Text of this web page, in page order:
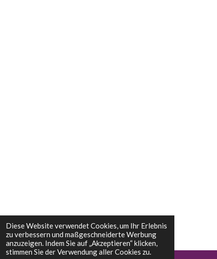
Diese Website verwendet Cookies, um Ihr Erlebnis
zu verbessern und maßgeschneiderte Werbung
anzuzeigen. Indem Sie auf „Akzeptieren“ klicken,
stimmen Sie der Verwendung aller Cookies zu.